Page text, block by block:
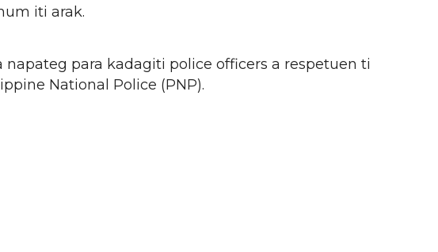
iti arak.
napateg para kadagiti police officers a respetuen ti
National Police (PNP).